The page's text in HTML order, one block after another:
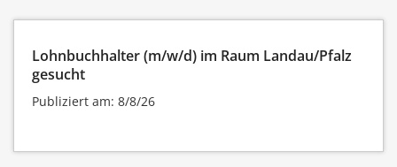
Lohnbuchhalter (m/w/d) im Raum Landau/Pfalz
gesucht
Publiziert am: 8/8/26